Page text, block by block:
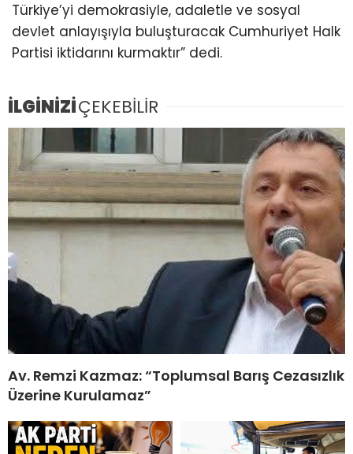
Türkiye’yi demokrasiyle, adaletle ve sosyal
devlet anlayışıyla buluşturacak Cumhuriyet Halk
Partisi iktidarını kurmaktır” dedi.
İLGİNİZİÇEKEBİLİR
Av. Remzi Kazmaz: “Toplumsal Barış Cezasızlık
Üzerine Kurulamaz”